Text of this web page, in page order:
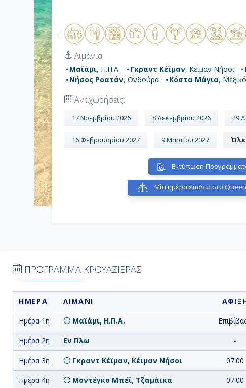
Λιμάνια:
Μαϊάμι, Η.Π.Α. Γκραντ Κέϊμαν, Κέιμαν Νήσοι
Νήσος Ροατάν, Ονδούρα Κόστα Μάγια, Μεξικό
Αναχωρήσεις:
17 Νοεμβρίου 2026 8 Δεκεμβρίου 2026 29
16 Φεβρουαρίου 2027 9 Μαρτίου 2027
Εκτύπωση
Μία ημέρα επάνω στο
ΠΡΟΓΡΑΜΜΑ ΚΡΟΥΑΖΙΕΡΑΣ
ΗΜΕΡΑ ΛΙΜΑΝΙ
Ημέρα 1η Μαϊάμι, Η.Π.Α.
Ημέρα 2η Εν Πλω -
Ημέρα 3η Γκραντ Κέϊμαν, Κέιμαν Νήσοι 07:00
Ημέρα 4η Μοντέγκο Μπέϊ, Τζαμάικα 07:00